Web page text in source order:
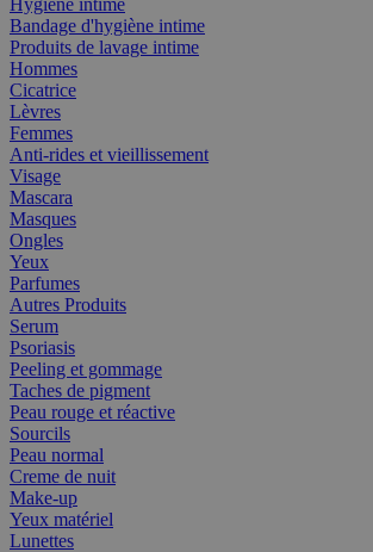
Hygiène intime
Bandage d'hygiène intime
Produits de lavage intime
Hommes
Cicatrice
Lèvres
Femmes
Anti-rides et vieillissement
Visage
Mascara
Masques
Ongles
Yeux
Parfumes
Autres Produits
Serum
Psoriasis
Peeling et gommage
Taches de pigment
Peau rouge et réactive
Sourcils
Peau normal
Creme de nuit
Make-up
Yeux matériel
Lunettes